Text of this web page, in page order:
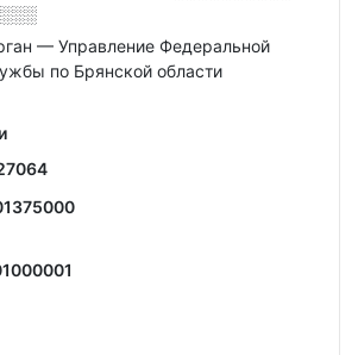
— Управление Федеральной
по Брянской области